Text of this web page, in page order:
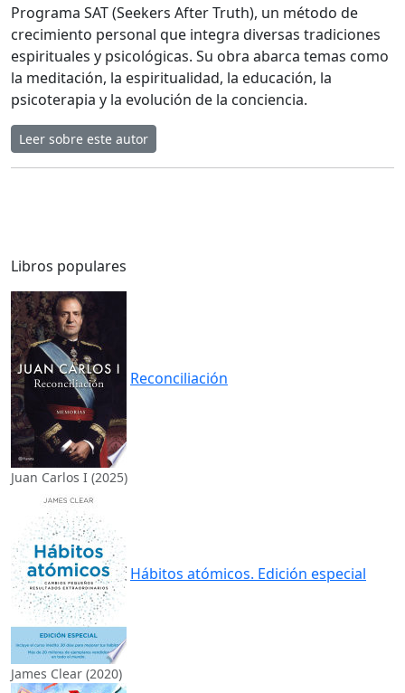
Programa SAT (Seekers After Truth), un método de
crecimiento personal que integra diversas tradiciones
espirituales y psicológicas. Su obra abarca temas como
la meditación, la espiritualidad, la educación, la
psicoterapia y la evolución de la conciencia.
Leer sobre este autor
Libros populares
Reconciliación
Juan Carlos I (2025)
Hábitos atómicos. Edición especial
James Clear (2020)